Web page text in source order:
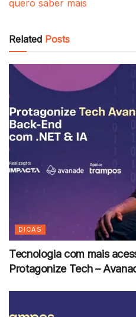
quero saber mais
Related Posts
DICAS
Tecnologia com mais
Protagonize Tech –